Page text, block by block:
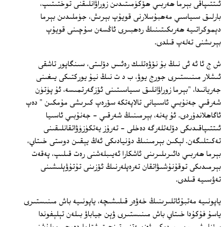
ئىتتىپاقى بېرما ھەربىي ھۆكۈمىتىدىن زوراۋانلىقنى توختىتىپ،
بارلىق سىياسىي مەھبۇسلارنى قويۇپ بېرىش، جۈملىدىن بېرما
دېموكراتىيە ھەرىكىتىنىڭ رەھبىرى ئاڭسەن سۇچىنى قويۇپ
بېرىشنى تەلەپ قىلدى.
ش ج ئا ئە ئى نىڭ بۇ نۆۋەتلىك رەئىس دۆلىتى، سىنگاپور تاشقى
ئىشلار مىنىستىرى جورج يوۋ، ب د ت نىڭ نيۇ يوركتىكى يىغىنى
جەريانىدا، "بېرما زوراۋانلىق سىياسىتىنى ئۆزگەرتمىسە، ئۇ پۈتۈن
شەرقىي جەنۇبىي ئاسىيانى تالاپەتكە سۆرەپ كىرىشى مۇمكىن " دەپ
ئاگاھلاندۇردى. ئۇ يەنە، بېرمىنىڭ شەرقىي - جەنۇبىي ئاسىيا
ئىتتىپاقىدىكى دۆلەتلەرگە دەخلى - تەرۇز يەتكۈزۈۋاتقانلىقىنى
تەكىتلىگەن. لېكىن بېرمىنىڭ دۇنيادىكى ئەڭ يېقىن دوستى خىتاي،
بېرما ھەربىي دائىرىلىرىنى ئاشكارا ئەيىبلەشنى رەت قىلىپ، پەقەت
بېرمىدىكى توقۇنۇشىۋاتقان تەرەپلەرنىڭ ئۆزىنى تۇتۇۋېلىشىنى
تەۋسىيە قىلدى.
ياپونىيە مەتبۇئاتلىرىنىڭ خەۋەر قىلىشىچە، ياپونىيە باش مىنىستىرى
ياسۇ فۇكۇدا خىتاي باش مىنىستىرى ۋېن جياباۋ بىلەن تېلېفوندا